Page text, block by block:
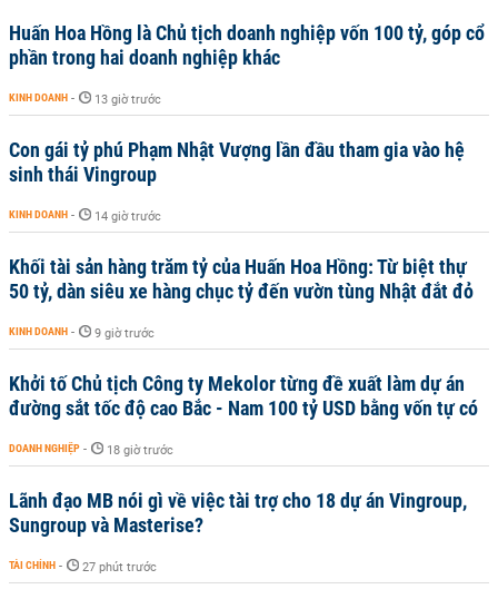
Huấn Hoa Hồng là Chủ tịch doanh nghiệp vốn 100 tỷ, góp cổ
phần trong hai doanh nghiệp khác
KINH DOANH - 13 giờ trước
Con gái tỷ phú Phạm Nhật Vượng lần đầu tham gia vào hệ
sinh thái Vingroup
KINH DOANH - 14 giờ trước
Khối tài sản hàng trăm tỷ của Huấn Hoa Hồng: Từ biệt thự
50 tỷ, dàn siêu xe hàng chục tỷ đến vườn tùng Nhật đắt đỏ
KINH DOANH - 9 giờ trước
Khởi tố Chủ tịch Công ty Mekolor từng đề xuất làm dự án
đường sắt tốc độ cao Bắc - Nam 100 tỷ USD bằng vốn tự có
DOANH NGHIỆP - 18 giờ trước
Lãnh đạo MB nói gì về việc tài trợ cho 18 dự án Vingroup,
Sungroup và Masterise?
TÀI CHÍNH - 27 phút trước